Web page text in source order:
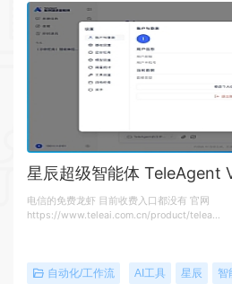
星辰超级智能体 TeleAgent
电信的免费龙虾 目前收费入口都没有 官网
https://www.teleai.com.cn/product/telea…
自动化/工作流 AI工具 星辰 智